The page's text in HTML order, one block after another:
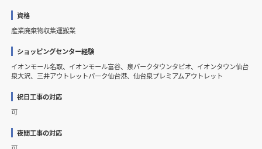
資格
産業廃棄物収集運搬業
ショッピングセンター経験
イオンモール名取、イオンモール富谷、泉パークタウンタピオ、イオンタウン仙台
泉大沢、三井アウトレットパーク仙台港、仙台泉プレミアムアウトレット
祝日工事の対応
可
夜間工事の対応